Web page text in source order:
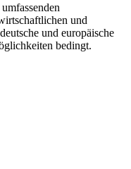
und
und europäische
bedingt.